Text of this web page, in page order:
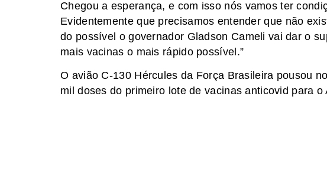
Chegou a esperança, e com isso nós vamos ter
Evidentemente que precisamos entender que não
do possível o governador Gladson Cameli vai dar o
mais vacinas o mais rápido possível.”
O avião C-130 Hércules da Força Brasileira pousou
mil doses do primeiro lote de vacinas anticovid para o